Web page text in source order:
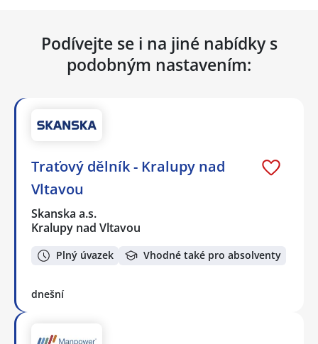
Podívejte se i na jiné nabídky s
podobným nastavením:
Traťový dělník - Kralupy nad
Vltavou
Skanska a.s.
Kralupy nad Vltavou
Plný úvazek Vhodné také pro absolventy
dnešní